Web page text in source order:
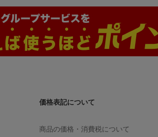
価格表記について
商品の価格・消費税について